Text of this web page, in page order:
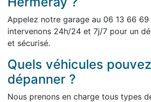
Appelez notre garage au 06 13 66 69
intervenons 24h/24 et 7j/7 pour un
et sécurisé.
Quels véhicules
dépanner ?
Nous prenons en charge tous types